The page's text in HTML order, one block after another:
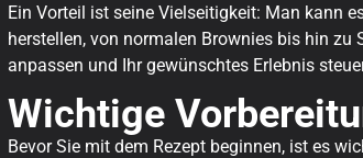
Ein Vorteil ist seine Vielseitigkeit: Man kann
herstellen, von normalen Brownies bis hin
anpassen und Ihr gewünschtes Erlebnis
Wichtige
Bevor Sie mit dem Rezept beginnen, ist es